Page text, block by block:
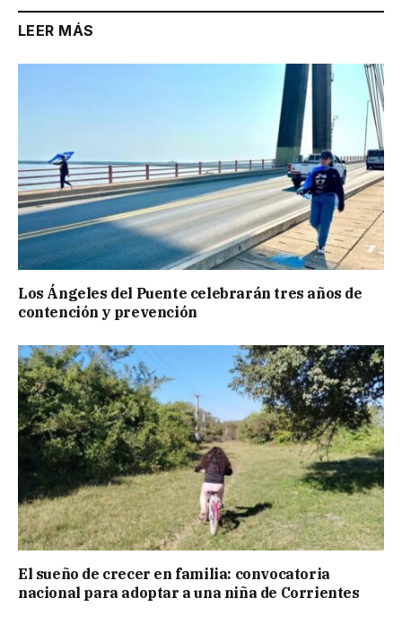
LEER MÁS
Los Ángeles del Puente celebrarán tres años de
contención y prevención
El sueño de crecer en familia: convocatoria
nacional para adoptar a una niña de Corrientes